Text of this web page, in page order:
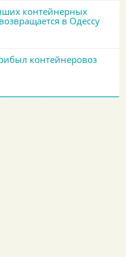
контейнерных
в Одессу
контейнеровоз